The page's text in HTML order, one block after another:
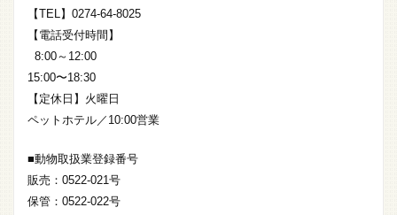
【TEL】0274-64-8025
【電話受付時間】
8:00～12:00
15:00〜18:30
【定休日】火曜日
ペットホテル／10:00営業
■動物取扱業登録番号
販売：0522-021号
保管：0522-022号